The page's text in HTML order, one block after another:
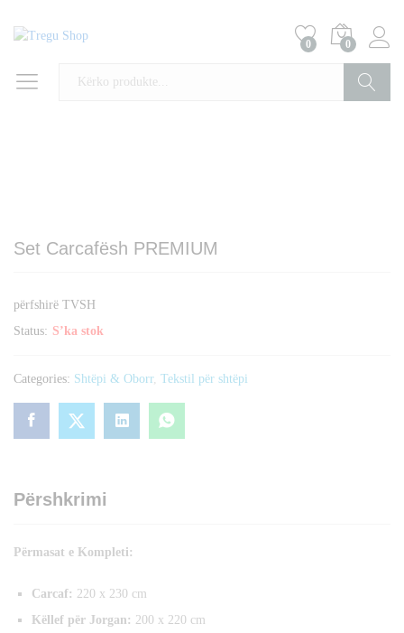
0 0
Set Carcafësh PREMIUM
përfshirë TVSH
Status: S’ka stok
Categories: Shtëpi & Oborr, Tekstil për shtëpi
Përshkrimi
Përmasat e Kompleti:
Carcaf: 220 x 230 cm
Këllef për Jorgan: 200 x 220 cm